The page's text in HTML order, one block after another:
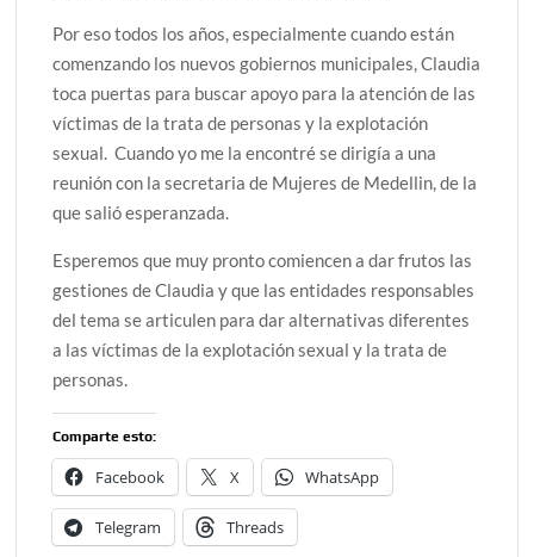
Por eso todos los años, especialmente cuando están
comenzando los nuevos gobiernos municipales, Claudia
toca puertas para buscar apoyo para la atención de las
víctimas de la trata de personas y la explotación
sexual. Cuando yo me la encontré se dirigía a una
reunión con la secretaria de Mujeres de Medellin, de la
que salió esperanzada.
Esperemos que muy pronto comiencen a dar frutos las
gestiones de Claudia y que las entidades responsables
del tema se articulen para dar alternativas diferentes
a las víctimas de la explotación sexual y la trata de
personas.
Comparte esto:
Facebook X WhatsApp
Telegram Threads